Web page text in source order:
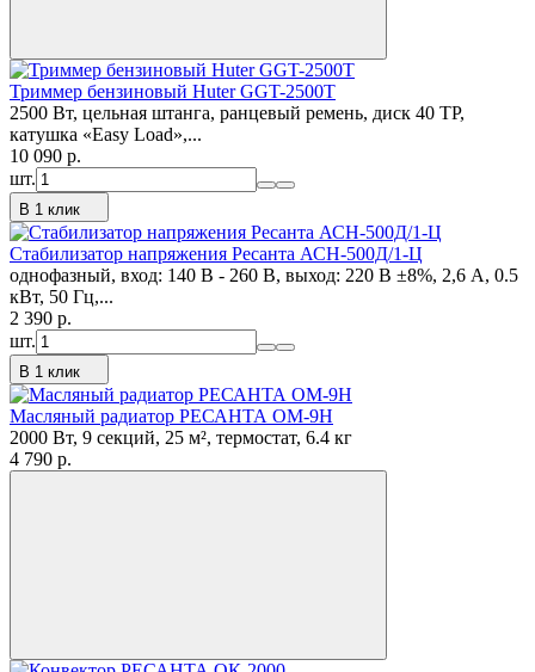
Триммер бензиновый Huter GGT-2500T
2500 Вт, цельная штанга, ранцевый ремень, диск 40 ТР,
катушка «Easy Load»,...
10 090 p.
шт.
В 1 клик
Стабилизатор напряжения Ресанта АСН-500Д/1-Ц
однофазный, вход: 140 В - 260 В, выход: 220 В ±8%, 2,6 А, 0.5
кВт, 50 Гц,...
2 390 p.
шт.
В 1 клик
Масляный радиатор РЕСАНТА ОМ-9Н
2000 Вт, 9 секций, 25 м², термостат, 6.4 кг
4 790 p.